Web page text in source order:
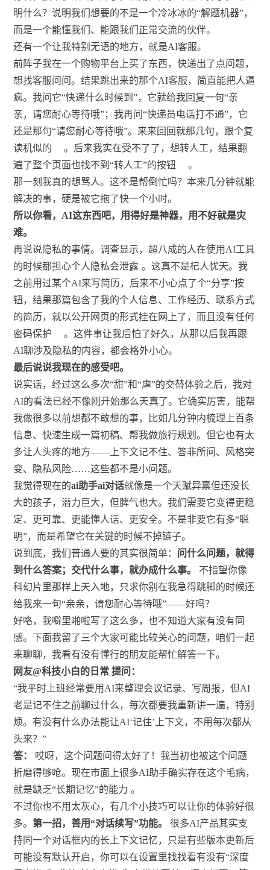
明什么？说明我们想要的不是一个冷冰冰的“解题机器”，
而是一个能懂我们、能跟我们正常交流的伙伴。
还有一个让我特别无语的地方，就是AI客服。
前阵子我在一个购物平台上买了东西，快递出了点问题，
想找客服问问。结果跳出来的那个AI客服，简直能把人逼
疯。我问它“快递什么时候到”，它就给我回复一句“亲
亲，请您耐心等待哦”；我再问“快递员电话打不通”，它
还是那句“请您耐心等待哦”。来来回回就那几句，跟个复
读机似的
。后来我实在受不了了，想转人工，结果翻
遍了整个页面也找不到“转人工”的按钮
。
那一刻我真的想骂人。这不是帮倒忙吗？本来几分钟就能
解决的事，硬是被它拖了快一个小时。
所以你看，AI这东西吧，用得好是神器，用不好就是灾
难。
再说说隐私的事情。调查显示，超八成的人在使用AI工具
的时候都担心个人隐私会泄露 。这真不是杞人忧天。我
之前用过某个AI来写简历，后来不小心点了个“分享”按
钮，结果那篇包含了我的个人信息、工作经历、联系方式
的简历，就以公开网页的形式挂在网上了，而且没有任何
密码保护
。这件事让我后怕了好久，从那以后我再跟
AI聊涉及隐私的内容，都会格外小心。
最后说说我现在的感受吧。
说实话，经过这么多次“甜”和“虐”的交替体验之后，我对
AI的看法已经不像刚开始那么天真了。它确实厉害，能帮
我做很多以前想都不敢想的事，比如几分钟内梳理上百条
信息、快速生成一篇初稿、帮我做旅行规划。但它也有太
多让人头疼的地方——上下文记不住、答非所问、风格突
变、隐私风险……这些都不是小问题。
我觉得现在的ai助手ai对话就像是一个天赋异禀但还没长
大的孩子，潜力巨大，但脾气也大。我们需要它变得更稳
定、更可靠、更能懂人话、更安全。不是非要它有多“聪
明”，而是希望它在关键的时候不掉链子。
说到底，我们普通人要的其实很简单： 问什么问题，就得
到什么答案；交代什么事，就办成什么事。
不指望你像
科幻片里那样上天入地，只求你别在我急得跳脚的时候还
给我来一句“亲亲，请您耐心等待哦”——好吗？
好咯，我噼里啪啦写了这么多，也不知道大家有没有同
感。下面我留了三个大家可能比较关心的问题，咱们一起
来聊聊，我看有没有懂行的朋友能帮忙解答一下。
网友@科技小白的日常 提问：
“我平时上班经常要用AI来整理会议记录、写周报，但AI
老是记不住之前聊过什么，每次都要我重新讲一遍，特别
烦。有没有什么办法能让AI‘记住’上下文，不用每次都从
头来？”
答：
哎呀，这个问题问得太好了！我当初也被这个问题
折磨得够呛。现在市面上很多AI助手确实存在这个毛病，
就是缺乏“长期记忆”的能力 。
不过你也不用太灰心，有几个小技巧可以让你的体验好很
多。第一招，善用“对话续写”功能。
很多AI产品其实支
持同一个对话框内的长上下文记忆，只是有些版本更新后
可能没有默认开启，你可以在设置里找找看有没有“深度